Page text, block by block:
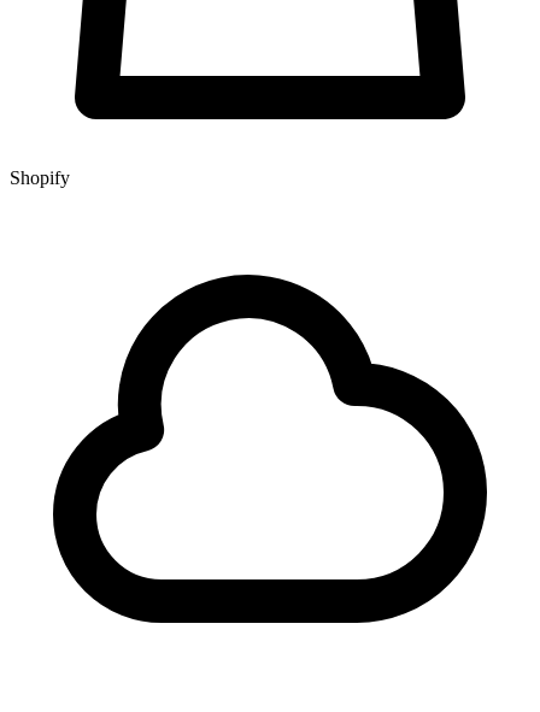
Shopify